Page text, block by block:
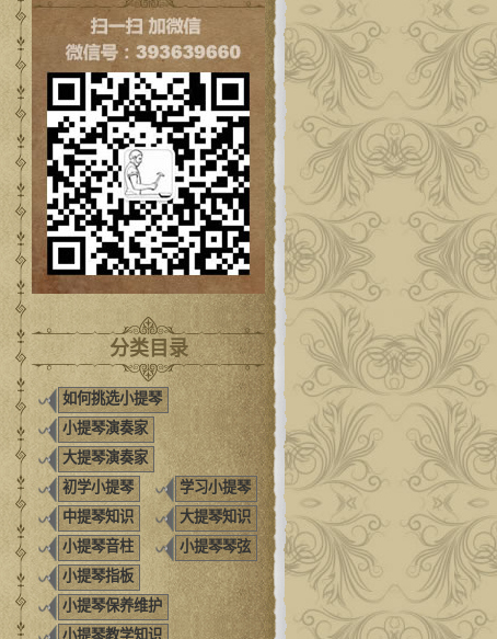
分类目录
如何挑选小提琴
小提琴演奏家
大提琴演奏家
初学小提琴
学习小提琴
中提琴知识
大提琴知识
小提琴音柱
小提琴琴弦
小提琴指板
小提琴保养维护
小提琴教学知识